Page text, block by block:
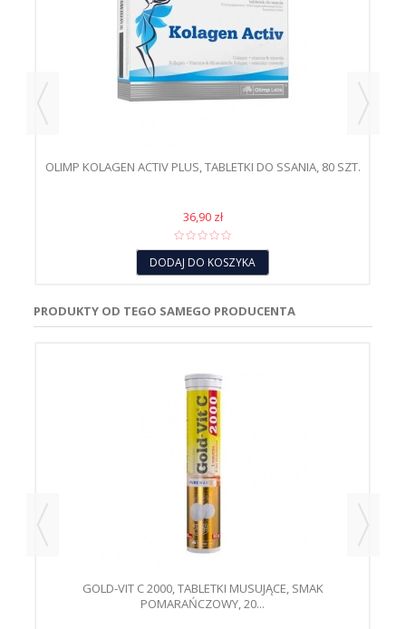
OLIMP KOLAGEN ACTIV PLUS, TABLETKI DO SSANIA, 80 SZT.
36,90 zł
DODAJ DO KOSZYKA
PRODUKTY OD TEGO SAMEGO PRODUCENTA
GOLD-VIT C 2000, TABLETKI MUSUJĄCE, SMAK
POMARAŃCZOWY, 20...